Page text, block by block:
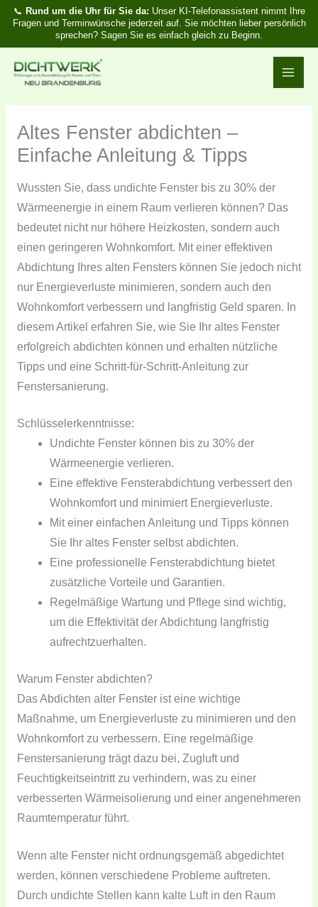
📞 Rund um die Uhr für Sie da: Unser KI-Telefonassistent nimmt Ihre
Fragen und Terminwünsche jederzeit auf. Sie möchten lieber persönlich
sprechen? Sagen Sie es einfach gleich zu Beginn.
Zum
Inhalt
springen
Altes Fenster abdichten –
Einfache Anleitung & Tipps
Wussten Sie, dass undichte Fenster bis zu 30% der
Wärmeenergie in einem Raum verlieren können? Das
bedeutet nicht nur höhere Heizkosten, sondern auch
einen geringeren Wohnkomfort. Mit einer effektiven
Abdichtung Ihres alten Fensters können Sie jedoch nicht
nur Energieverluste minimieren, sondern auch den
Wohnkomfort verbessern und langfristig Geld sparen. In
diesem Artikel erfahren Sie, wie Sie Ihr altes Fenster
erfolgreich abdichten können und erhalten nützliche
Tipps und eine Schritt-für-Schritt-Anleitung zur
Fenstersanierung.
Schlüsselerkenntnisse:
Undichte Fenster können bis zu 30% der
Wärmeenergie verlieren.
Eine effektive Fensterabdichtung verbessert den
Wohnkomfort und minimiert Energieverluste.
Mit einer einfachen Anleitung und Tipps können
Sie Ihr altes Fenster selbst abdichten.
Eine professionelle Fensterabdichtung bietet
zusätzliche Vorteile und Garantien.
Regelmäßige Wartung und Pflege sind wichtig,
um die Effektivität der Abdichtung langfristig
aufrechtzuerhalten.
Warum Fenster abdichten?
Das Abdichten alter Fenster ist eine wichtige
Maßnahme, um Energieverluste zu minimieren und den
Wohnkomfort zu verbessern. Eine regelmäßige
Fenstersanierung trägt dazu bei, Zugluft und
Feuchtigkeitseintritt zu verhindern, was zu einer
verbesserten Wärmeisolierung und einer angenehmeren
Raumtemperatur führt.
Wenn alte Fenster nicht ordnungsgemäß abgedichtet
werden, können verschiedene Probleme auftreten.
Durch undichte Stellen kann kalte Luft in den Raum